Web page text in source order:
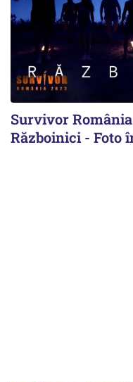
Survivor
Războinici - Foto